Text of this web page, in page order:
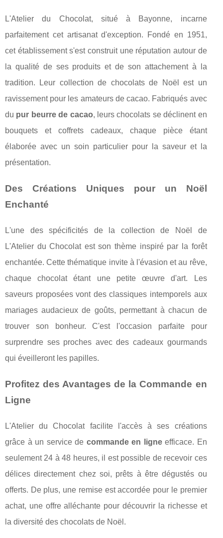
L'Atelier du Chocolat, situé à Bayonne, incarne
parfaitement cet artisanat d'exception. Fondé en 1951,
cet établissement s'est construit une réputation autour de
la qualité de ses produits et de son attachement à la
tradition. Leur collection de chocolats de Noël est un
ravissement pour les amateurs de cacao. Fabriqués avec
du pur beurre de cacao, leurs chocolats se déclinent en
bouquets et coffrets cadeaux, chaque pièce étant
élaborée avec un soin particulier pour la saveur et la
présentation.
Des Créations Uniques pour un Noël
Enchanté
L'une des spécificités de la collection de Noël de
L'Atelier du Chocolat est son thème inspiré par la forêt
enchantée. Cette thématique invite à l'évasion et au rêve,
chaque chocolat étant une petite œuvre d'art. Les
saveurs proposées vont des classiques intemporels aux
mariages audacieux de goûts, permettant à chacun de
trouver son bonheur. C'est l'occasion parfaite pour
surprendre ses proches avec des cadeaux gourmands
qui éveilleront les papilles.
Profitez des Avantages de la Commande en
Ligne
L'Atelier du Chocolat facilite l'accès à ses créations
grâce à un service de commande en ligneefficace. En
seulement 24 à 48 heures, il est possible de recevoir ces
délices directement chez soi, prêts à être dégustés ou
offerts. De plus, une remise est accordée pour le premier
achat, une offre alléchante pour découvrir la richesse et
la diversité des chocolats de Noël.